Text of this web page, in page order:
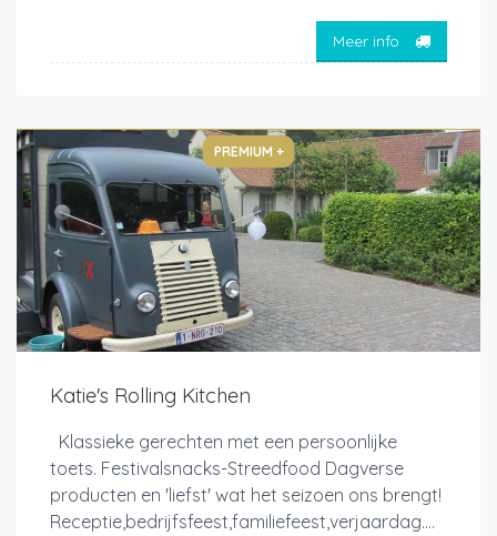
Meer info
PREMIUM +
Katie's Rolling Kitchen
Klassieke gerechten met een persoonlijke
toets. Festivalsnacks-Streedfood Dagverse
producten en 'liefst' wat het seizoen ons brengt!
Receptie,bedrijfsfeest,familiefeest,verjaardag....